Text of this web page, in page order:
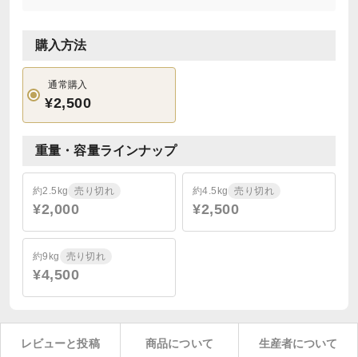
購入方法
通常購入
¥2,500
重量・容量ラインナップ
約2.5kg 売り切れ
¥2,000
約4.5kg 売り切れ
¥2,500
約9kg 売り切れ
¥4,500
レビューと投稿 商品について 生産者について